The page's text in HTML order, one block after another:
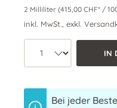
2 Milliliter (415,00 CHF* /
inkl. MwSt., exkl.
Produkt IN
Bei jeder